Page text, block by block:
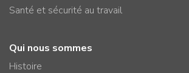
Santé et sécurité au travail
Qui nous sommes
Histoire